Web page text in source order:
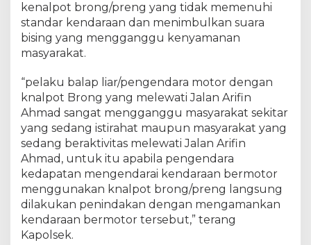
n
a
l
B
r
o
n
g
D
i
J
a
kenalpot brong/preng yang tidak memenuhi
standar kendaraan dan menimbulkan suara
bising yang mengganggu kenyamanan
masyarakat.
“pelaku balap liar/pengendara motor dengan
knalpot Brong yang melewati Jalan Arifin
Ahmad sangat mengganggu masyarakat sekitar
yang sedang istirahat maupun masyarakat yang
sedang beraktivitas melewati Jalan Arifin
Ahmad, untuk itu apabila pengendara
kedapatan mengendarai kendaraan bermotor
menggunakan knalpot brong/preng langsung
dilakukan penindakan dengan mengamankan
kendaraan bermotor tersebut,” terang
Kapolsek.